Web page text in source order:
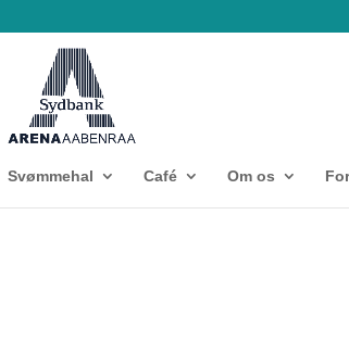
Svømmehal Café Om os